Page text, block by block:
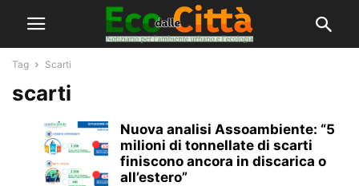
Tag Scarti
scarti
Nuova analisi Assoambiente: “5
milioni di tonnellate di scarti
finiscono ancora in discarica o
all’estero”